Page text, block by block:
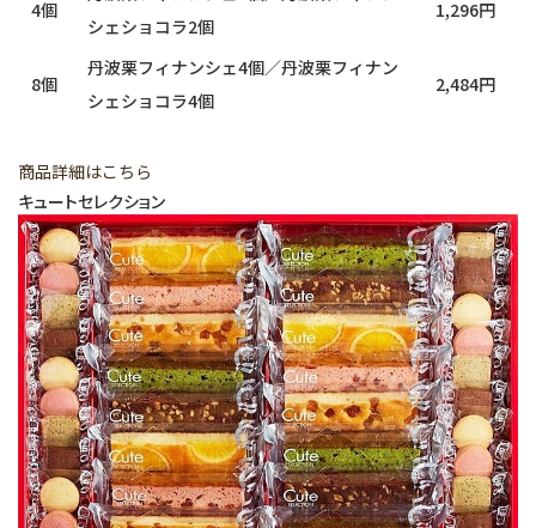
4個
シェショコラ2個
1,296円
8個
丹波栗フィナンシェ4個／丹波栗フィナン
シェショコラ4個
2,484円
商品詳細はこちら
キュートセレクション